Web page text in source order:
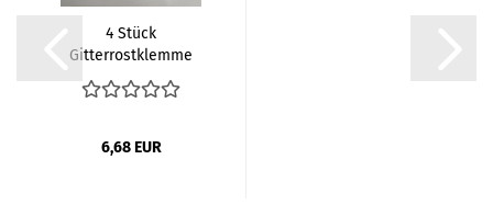
4 Stück
Gitterrostklemme
verzinkt für
Maschenweite...
6,68 EUR